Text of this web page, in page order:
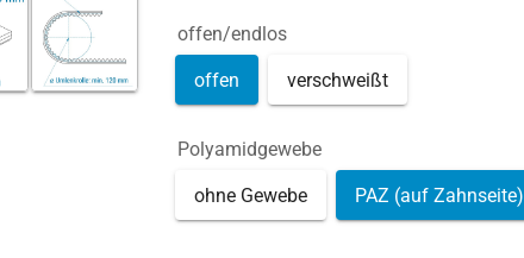
offen/endlos
offen verschweißt
Polyamidgewebe
ohne Gewebe PAZ (auf Zahnseite)